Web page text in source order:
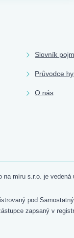
Slovník
Průvodce
O nás
na míru s.r.o. je vedená
pod
zapsaný v